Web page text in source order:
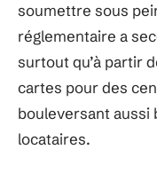
soumettre sous
réglementaire a
surtout qu’à partir
cartes pour des
bouleversant aussi
locataires.